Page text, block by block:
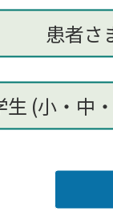
患者さ
生 (小・中
マネジメント基
前の記事